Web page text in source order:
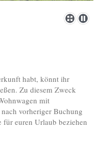
habt, könnt ihr
Zu diesem Zweck
mit
vorheriger Buchung
für euren Urlaub beziehen